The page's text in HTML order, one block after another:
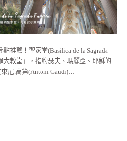
推薦！聖家堂(Basilica de la Sagrada
大教堂」，指約瑟夫、瑪麗亞、耶穌的
尼.高第(Antoni Gaudi)…